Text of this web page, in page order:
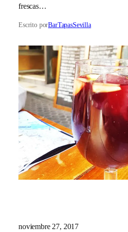
frescas…
Escrito porBarTapasSevilla
noviembre 27, 2017